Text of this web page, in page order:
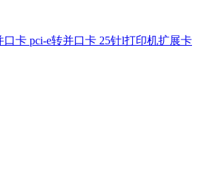
口卡 pci-e转并口卡 25针l打印机扩展卡